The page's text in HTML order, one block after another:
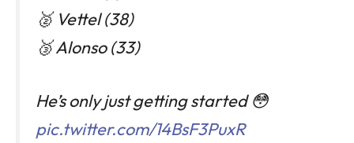
🥈 Vettel (38)
🥉 Alonso (33)
He’s only just getting started 😳
pic.twitter.com/14BsF3PuxR